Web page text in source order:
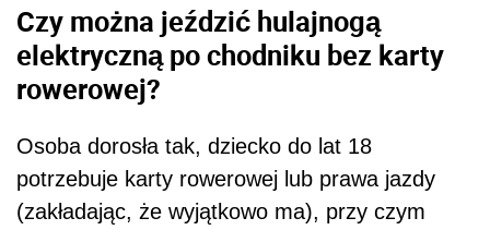
Czy można jeździć hulajnogą
elektryczną po chodniku bez karty
rowerowej?
Osoba dorosła tak, dziecko do lat 18
potrzebuje karty rowerowej lub prawa jazdy
(zakładając, że wyjątkowo ma), przy czym